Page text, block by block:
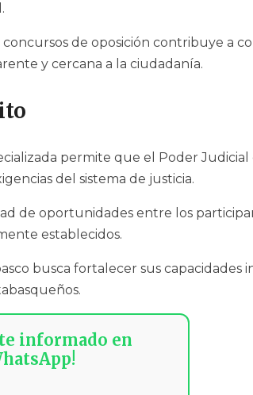
de oposición contribuye a
y cercana a la ciudadanía.
permite que el Poder
del sistema de justicia.
de oportunidades entre los
establecidos.
busca fortalecer sus capacidades
informado en